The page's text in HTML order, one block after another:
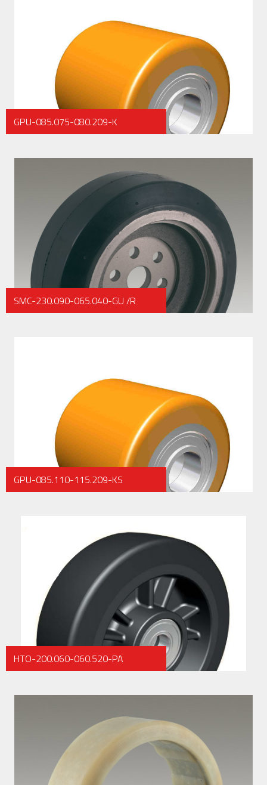
GPU-085.075-080.209-K
SMC-230.090-065.040-GU /R
GPU-085.110-115.209-KS
HTO-200.060-060.520-PA